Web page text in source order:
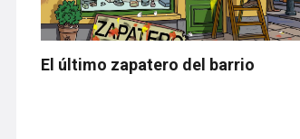
El último zapatero del barrio